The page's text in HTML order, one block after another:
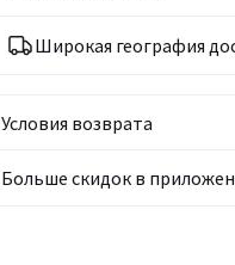
Широкая география
Условия возврата
Больше скидок в